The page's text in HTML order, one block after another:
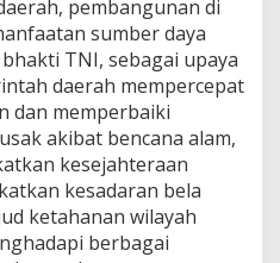
pembangunan di
sumber daya
TNI, sebagai upaya
daerah mempercepat
dan memperbaiki
akibat bencana alam,
kesejahteraan
kesadaran bela
ketahanan wilayah
berbagai